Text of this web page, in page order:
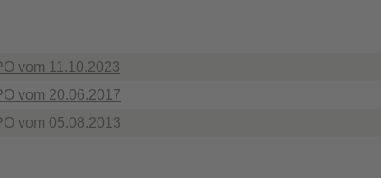
vom 11.10.2023
vom 20.06.2017
vom 05.08.2013